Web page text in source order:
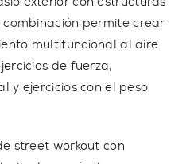
combinación permite crear
multifuncional al aire
de fuerza,
y ejercicios con el peso
street workout con